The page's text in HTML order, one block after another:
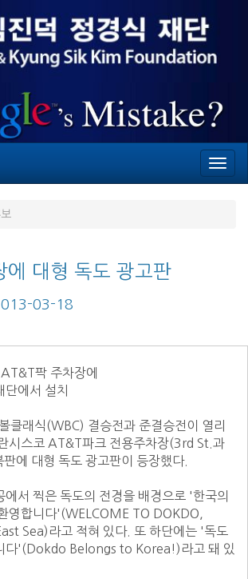
에 대형 독도 광고판
03-18
에서 설치
클래식(WBC) 결승전과 준결승전이 열리
시스코 AT&T파크 전용주차장(3rd St.과
에 대형 독도 광고판이 등장했다.
에서 찍은 독도의 전경을 배경으로 '한국의
영합니다'(WELCOME TO DOKDO,
Sea)라고 적혀 있다. 또 하단에는 '독도
다'(Dokdo Belongs to Korea!)라고 돼 있